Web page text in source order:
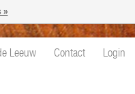
Leeuw Contact Login
»